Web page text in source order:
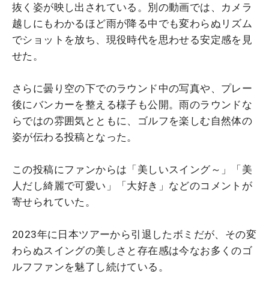
抜く姿が映し出されている。別の動画では、カメラ
越しにもわかるほど雨が降る中でも変わらぬリズム
でショットを放ち、現役時代を思わせる安定感を見
せた。
さらに曇り空の下でのラウンド中の写真や、プレー
後にバンカーを整える様子も公開。雨のラウンドな
らではの雰囲気とともに、ゴルフを楽しむ自然体の
姿が伝わる投稿となった。
この投稿にファンからは「美しいスイング～」「美
人だし綺麗で可愛い」「大好き」などのコメントが
寄せられていた。
2023年に日本ツアーから引退したボミだが、その変
わらぬスイングの美しさと存在感は今なお多くのゴ
ルフファンを魅了し続けている。